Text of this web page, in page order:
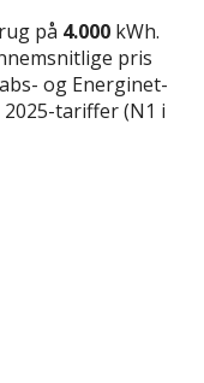
på 4.000 kWh.
pris
og Energinet-
tariffer (N1 i